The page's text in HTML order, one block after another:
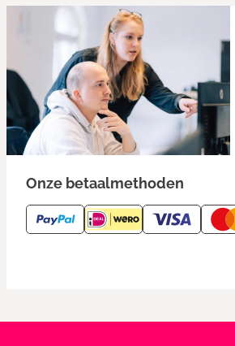
Onze betaalmethoden